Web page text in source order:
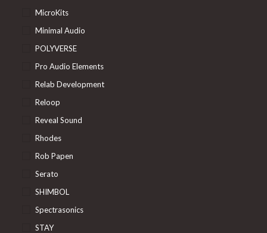
MicroKits
Minimal Audio
POLYVERSE
Pro Audio Elements
Relab Development
Reloop
Reveal Sound
Rhodes
Rob Papen
Serato
SHIMBOL
Spectrasonics
STAY